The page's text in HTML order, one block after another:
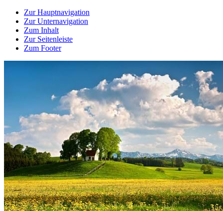
Zur Hauptnavigation
Zur Unternavigation
Zum Inhalt
Zur Seitenleiste
Zum Footer